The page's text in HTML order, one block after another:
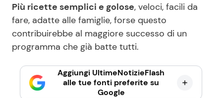
Più ricette semplici e golose, veloci, facili da
fare, adatte alle famiglie, forse questo
contribuirebbe al maggiore successo di un
programma che già batte tutti.
Aggiungi UltimeNotizieFlash
alle tue fonti preferite su
Google